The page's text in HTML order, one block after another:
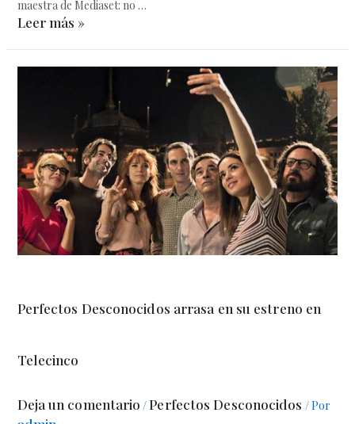
maestra de Mediaset: no …
Leer más »
Perfectos Desconocidos arrasa en su estreno en
Telecinco
Deja un comentario /Perfectos Desconocidos / Por